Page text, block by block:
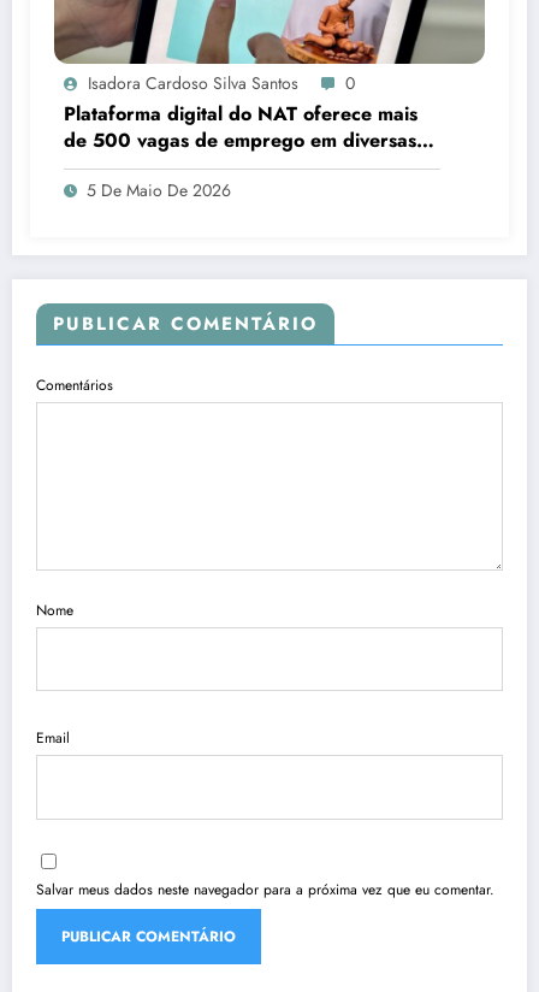
Isadora Cardoso Silva Santos 0
Plataforma digital do NAT oferece mais
de 500 vagas de emprego em diversas
áreas em Sergipe
5 De Maio De 2026
PUBLICAR COMENTÁRIO
Comentários
Nome
Email
Salvar meus dados neste navegador para a próxima vez que eu comentar.